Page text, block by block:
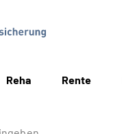
Reha Rente